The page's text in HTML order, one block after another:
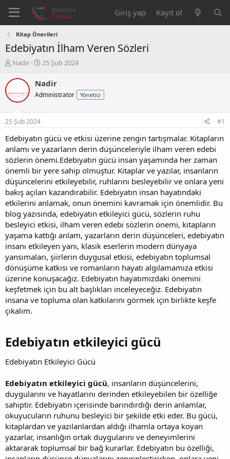
Giriş yap Kayıt ol
Kitap Önerileri
Edebiyatın İlham Veren Sözleri
K
n
u
u
b
a
ş
l
a
t
a
n
Nadir
B
ş
l
a
a
r
h
i
25 Şub 2024
Nadir
Administrator Yönetici
25 Şub 2024 #1
Edebiyatın gücü ve etkisi üzerine zengin tartışmalar. Kitapların
anlamı ve yazarların derin düşünceleriyle ilham veren edebi
sözlerin önemi.Edebiyatın gücü insan yaşamında her zaman
önemli bir yere sahip olmuştur. Kitaplar ve yazılar, insanların
düşüncelerini etkileyebilir, ruhlarını besleyebilir ve onlara yeni
bakış açıları kazandırabilir. Edebiyatın insan hayatındaki
etkilerini anlamak, onun önemini kavramak için önemlidir. Bu
blog yazısında, edebiyatın etkileyici gücü, sözlerin ruhu
besleyici etkisi, ilham veren edebi sözlerin önemi, kitapların
yaşama kattığı anlam, yazarların derin düşünceleri, edebiyatın
insanı etkileyen yanı, klasik eserlerin modern dünyaya
yansımaları, şiirlerin duygusal etkisi, edebiyatın toplumsal
dönüşüme katkısı ve romanların hayatı algılamamıza etkisi
üzerine konuşacağız. Edebiyatın hayatımızdaki önemini
keşfetmek için bu alt başlıkları inceleyeceğiz. Edebiyatın
insana ve topluma olan katkılarını görmek için birlikte keşfe
çıkalım.
Edebiyatın etkileyici gücü​
Edebiyatın Etkileyici Gücü
Edebiyatın etkileyici gücü, insanların düşüncelerini,
duygularını ve hayatlarını derinden etkileyebilen bir özelliğe
sahiptir. Edebiyatın içerisinde barındırdığı derin anlamlar,
okuyucuların ruhunu besleyici bir şekilde etki eder. Bu gücü,
kitaplardan ve yazılanlardan aldığı ilhamla ortaya koyan
yazarlar, insanlığın ortak duygularını ve deneyimlerini
aktararak toplumsal bir bağ kurarlar. Edebiyatın bu özelliği,